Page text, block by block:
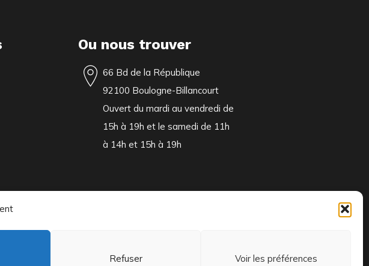
Refuser Voir les préférences
Ou nous trouver
66 Bd de la République
92100 Boulogne-Billancourt
Ouvert du mardi au vendredi de
15h à 19h et le samedi de 11h
à 14h et 15h à 19h
dont des vinyles rares et exclusifs.